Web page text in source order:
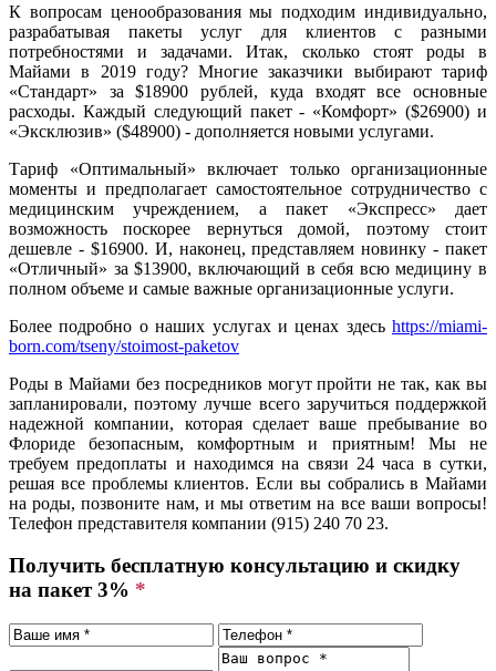
К вопросам ценообразования мы подходим индивидуально,
разрабатывая пакеты услуг для клиентов с разными
потребностями и задачами. Итак, сколько стоят роды в
Майами в 2019 году? Многие заказчики выбирают тариф
«Стандарт» за $18900 рублей, куда входят все основные
расходы. Каждый следующий пакет - «Комфорт» ($26900) и
«Эксклюзив» ($48900) - дополняется новыми услугами.
Тариф «Оптимальный» включает только организационные
моменты и предполагает самостоятельное сотрудничество с
медицинским учреждением, а пакет «Экспресс» дает
возможность поскорее вернуться домой, поэтому стоит
дешевле - $16900. И, наконец, представляем новинку - пакет
«Отличный» за $13900, включающий в себя всю медицину в
полном объеме и самые важные организационные услуги.
Более подробно о наших услугах и ценах здесь https://miami-
born.com/tseny/stoimost-paketov
Роды в Майами без посредников могут пройти не так, как вы
запланировали, поэтому лучше всего заручиться поддержкой
надежной компании, которая сделает ваше пребывание во
Флориде безопасным, комфортным и приятным! Мы не
требуем предоплаты и находимся на связи 24 часа в сутки,
решая все проблемы клиентов. Если вы собрались в Майами
на роды, позвоните нам, и мы ответим на все ваши вопросы!
Телефон представителя компании (915) 240 70 23.
Получить бесплатную консультацию и скидку
на пакет 3% *